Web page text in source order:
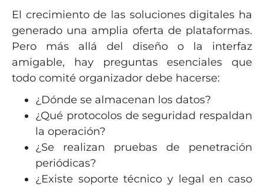
El crecimiento de las soluciones digitales ha
generado una amplia oferta de plataformas.
Pero más allá del diseño o la interfaz
amigable, hay preguntas esenciales que
todo comité organizador debe hacerse:
¿Dónde se almacenan los datos?
¿Qué protocolos de seguridad respaldan
la operación?
¿Se realizan pruebas de penetración
periódicas?
¿Existe soporte técnico y legal en caso